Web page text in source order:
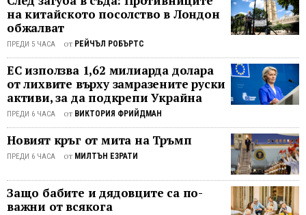
че
информационна агенция Anadolu.
Някои критици обвиняват
правителството, че използва
антитерористичните мерки като
претекст за преследване и
отстраняване на политическите си
опоненти. "Правителството от ...
възвърнатата територия
представлява 64% от всички земи,
първоначално завзети от Украйна в
Киев все още не е коментирал
твърденията на генерала, които The
Epoch Times не може да потвърди
независимо. През август 2024 г. Киев
започна изненадваща трансгранична
офанзива в Курск, който ...
на китайското посолство в Лондон
обжалват
ПРЕДИ 5 ЧАСА от РЕЙЧЪЛ РОБЪРТС
ЕС използва 1,62 милиарда долара
от лихвите върху замразените руски
активи, за да подкрепи Украйна
ПРЕДИ 6 ЧАСА от ВИКТОРИЯ ФРИЙДМАН
Новият кръг от мита на Тръмп
ПРЕДИ 6 ЧАСА от МИЛТЪН ЕЗРАТИ
Защо бабите и дядовците са по-
важни от всякога